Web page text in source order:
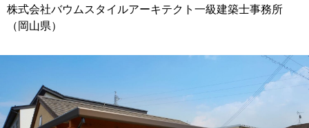
株式会社バウムスタイルアーキテクト一級建築士事務所
（岡山県）